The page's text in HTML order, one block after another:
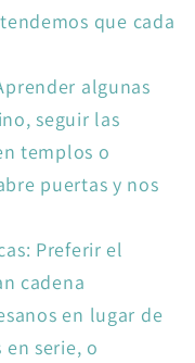
que cada
algunas
seguir las
templos o
puertas y nos
Preferir el
cadena
en lugar de
serie, o